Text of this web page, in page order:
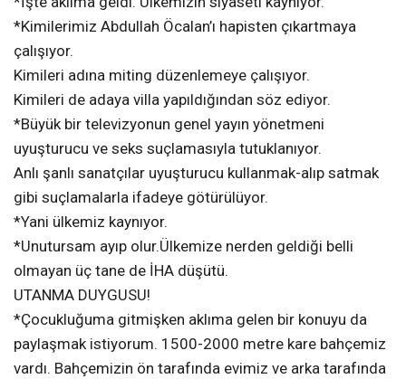
*Kimilerimiz Abdullah Öcalan’ı hapisten çıkartmaya
çalışıyor.
Kimileri adına miting düzenlemeye çalışıyor.
Kimileri de adaya villa yapıldığından söz ediyor.
*Büyük bir televizyonun genel yayın yönetmeni
uyuşturucu ve seks suçlamasıyla tutuklanıyor.
Anlı şanlı sanatçılar uyuşturucu kullanmak-alıp satmak
gibi suçlamalarla ifadeye götürülüyor.
*Yani ülkemiz kaynıyor.
*Unutursam ayıp olur.Ülkemize nerden geldiği belli
olmayan üç tane de İHA düşütü.
UTANMA DUYGUSU!
*Çocukluğuma gitmişken aklıma gelen bir konuyu da
paylaşmak istiyorum. 1500-2000 metre kare bahçemiz
vardı. Bahçemizin ön tarafında evimiz ve arka tarafında